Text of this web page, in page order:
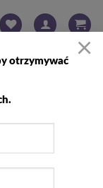
×
otrzymywać